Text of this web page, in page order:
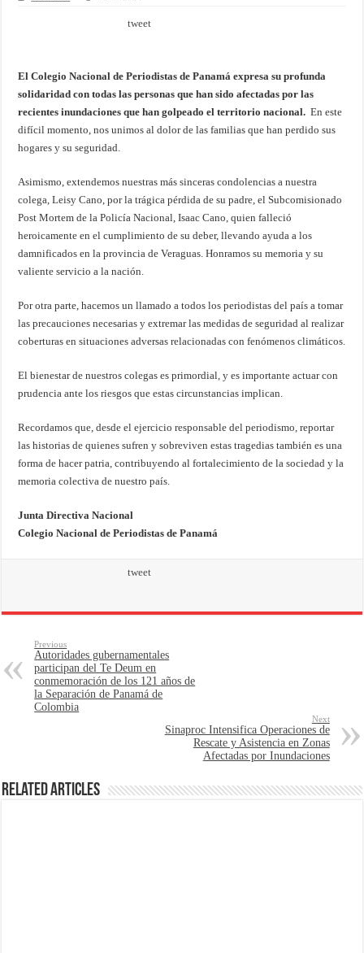
tweet
El Colegio Nacional de Periodistas de Panamá expresa su profunda
solidaridad con todas las personas que han sido afectadas por las
recientes inundaciones que han golpeado el territorio nacional. En este
difícil momento, nos unimos al dolor de las familias que han perdido sus
hogares y su seguridad.
Asimismo, extendemos nuestras más sinceras condolencias a nuestra
colega, Leisy Cano, por la trágica pérdida de su padre, el Subcomisionado
Post Mortem de la Policía Nacional, Isaac Cano, quien falleció
heroicamente en el cumplimiento de su deber, llevando ayuda a los
damnificados en la provincia de Veraguas. Honramos su memoria y su
valiente servicio a la nación.
Por otra parte, hacemos un llamado a todos los periodistas del país a tomar
las precauciones necesarias y extremar las medidas de seguridad al realizar
coberturas en situaciones adversas relacionadas con fenómenos climáticos.
El bienestar de nuestros colegas es primordial, y es importante actuar con
prudencia ante los riesgos que estas circunstancias implican.
Recordamos que, desde el ejercicio responsable del periodismo, reportar
las historias de quienes sufren y sobreviven estas tragedias también es una
forma de hacer patria, contribuyendo al fortalecimiento de la sociedad y la
memoria colectiva de nuestro país.
Junta Directiva Nacional
Colegio Nacional de Periodistas de Panamá
tweet
Previous
Autoridades gubernamentales
participan del Te Deum en
conmemoración de los 121 años de
la Separación de Panamá de
Colombia
Next
Sinaproc Intensifica Operaciones de
Rescate y Asistencia en Zonas
Afectadas por Inundaciones
Related Articles